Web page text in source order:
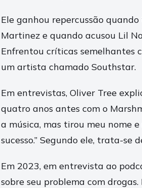
Ele ganhou repercussão
Martinez e quando acusou Lil
Enfrentou críticas semelhantes
um artista chamado Southstar.
Em entrevistas, Oliver Tree
quatro anos antes com o
a música, mas tirou meu nome
sucesso.” Segundo ele, trata-se
Em 2023, em entrevista ao
sobre seu problema com